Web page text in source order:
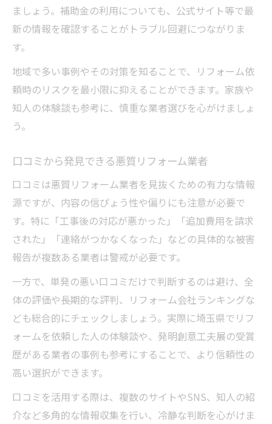
ましょう。補助金の利用についても、公式サイト等で最
新の情報を確認することがトラブル回避につながりま
す。
地域で多い事例やその対策を知ることで、リフォーム依
頼時のリスクを最小限に抑えることができます。家族や
知人の体験談も参考に、慎重な業者選びを心がけましょ
う。
口コミから発見できる悪質リフォーム業者
口コミは悪質リフォーム業者を見抜くための有力な情報
源ですが、内容の信ぴょう性や偏りにも注意が必要で
す。特に「工事後の対応が悪かった」「追加費用を請求
された」「連絡がつかなくなった」などの具体的な被害
報告が複数ある業者は警戒が必要です。
一方で、単発の悪い口コミだけで判断するのは避け、全
体の評価や長期的な評判、リフォーム会社ランキングな
ども総合的にチェックしましょう。実際に埼玉県でリフ
ォームを依頼した人の体験談や、発明創意工夫展の受賞
歴がある業者の事例も参考にすることで、より信頼性の
高い選択ができます。
口コミを活用する際は、複数のサイトやSNS、知人の紹
介など多角的な情報収集を行い、冷静な判断を心がけま